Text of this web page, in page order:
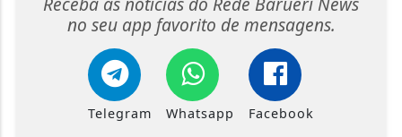
no seu app favorito de mensagens.
Telegram Whatsapp Facebook